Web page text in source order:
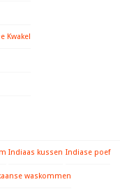
Kwakel
Indiaas kussen Indiase poef
waskommen